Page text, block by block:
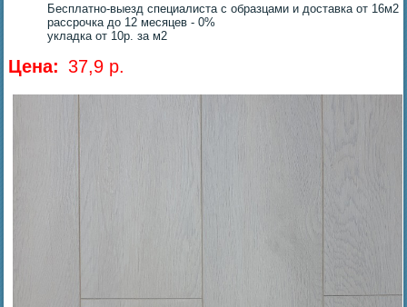
Бесплатно-выезд специалиста с образцами и доставка от 16м2
рассрочка до 12 месяцев - 0%
укладка от 10р. за м2
Цена: 37,9 p.